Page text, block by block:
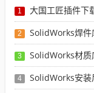
1 大国工匠插件下
2 SolidWorks焊件库
3 SolidWorks材质
4 SolidWorks安装后别